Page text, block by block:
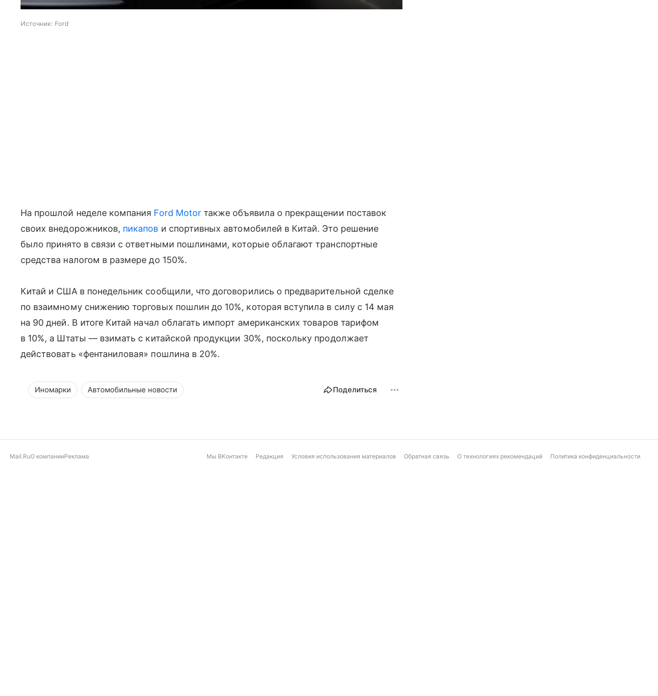
Источник: Ford
На прошлой неделе компания Ford Motor также объявила о прекращении поставок
своих внедорожников, пикапов и спортивных автомобилей в Китай. Это решение
было принято в связи с ответными пошлинами, которые облагают транспортные
средства налогом в размере до 150%.
Китай и США в понедельник сообщили, что договорились о предварительной сделке
по взаимному снижению торговых пошлин до 10%, которая вступила в силу с 14 мая
на 90 дней. В итоге Китай начал облагать импорт американских товаров тарифом
в 10%, а Штаты — взимать с китайской продукции 30%, поскольку продолжает
действовать «фентаниловая» пошлина в 20%.
Иномарки Автомобильные новости Поделиться
Mail.RuО компанииРеклама Мы ВКонтакте Редакция Условия использования материалов Обратная связь О технологиях рекомендаций Политика конфиденциальности